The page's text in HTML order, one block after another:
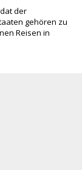
der
gehören zu
Reisen in